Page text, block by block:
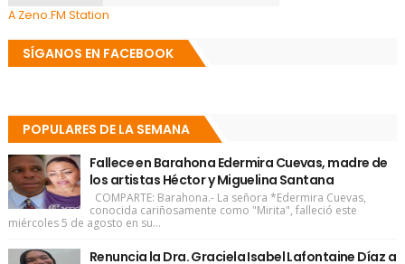
A Zeno.FM Station
SÍGANOS EN FACEBOOK
POPULARES DE LA SEMANA
Fallece en Barahona Edermira Cuevas, madre de
los artistas Héctor y Miguelina Santana
COMPARTE: Barahona.- La señora *Edermira Cuevas,
conocida cariñosamente como "Mirita", falleció este
miércoles 5 de agosto en su...
Renuncia la Dra. Graciela Isabel Lafontaine Díaz a